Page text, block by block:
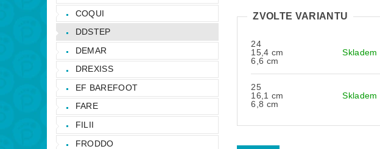
COQUI
DDSTEP
DEMAR
DREXISS
EF BAREFOOT
FARE
FILII
FRODDO
ZVOLTE VARIANTU
24
15,4 cm
6,6 cm
Skladem
25
16,1 cm
6,8 cm
Skladem